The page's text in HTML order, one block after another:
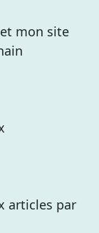
mon site
articles par